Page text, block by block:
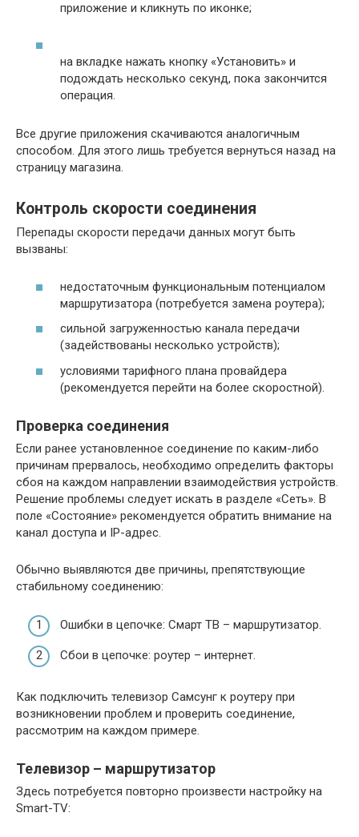
приложение и кликнуть по иконке;
на вкладке нажать кнопку «Установить» и
подождать несколько секунд, пока закончится
операция.
Все другие приложения скачиваются аналогичным
способом. Для этого лишь требуется вернуться назад на
страницу магазина.
Контроль скорости соединения
Перепады скорости передачи данных могут быть
вызваны:
недостаточным функциональным потенциалом
маршрутизатора (потребуется замена роутера);
сильной загруженностью канала передачи
(задействованы несколько устройств);
условиями тарифного плана провайдера
(рекомендуется перейти на более скоростной).
Проверка соединения
Если ранее установленное соединение по каким-либо
причинам прервалось, необходимо определить факторы
сбоя на каждом направлении взаимодействия устройств.
Решение проблемы следует искать в разделе «Сеть». В
поле «Состояние» рекомендуется обратить внимание на
канал доступа и IP-адрес.
Обычно выявляются две причины, препятствующие
стабильному соединению:
Ошибки в цепочке: Смарт ТВ – маршрутизатор.
Сбои в цепочке: роутер – интернет.
Как подключить телевизор Самсунг к роутеру при
возникновении проблем и проверить соединение,
рассмотрим на каждом примере.
Телевизор – маршрутизатор
Здесь потребуется повторно произвести настройку на
Smart-TV: